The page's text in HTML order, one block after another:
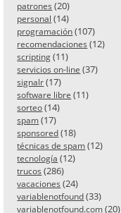
patrones (20)
personal (14)
programación (107)
recomendaciones (12)
scripting (11)
servicios on-line (37)
signalr (17)
software libre (11)
sorteo (14)
spam (17)
sponsored (18)
técnicas de spam (12)
tecnología (12)
trucos (286)
vacaciones (24)
variablenotfound (33)
variablenotfound.com (20)